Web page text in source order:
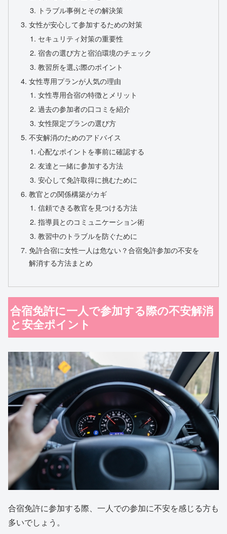
トラブル事例とその解決策
女性が安心して参加するための対策
セキュリティ対策の重要性
宿舎の選び方と宿泊環境のチェック
教習所を選ぶ際のポイント
女性専用プランが人気の理由
女性専用合宿の特徴とメリット
過去の参加者の口コミを紹介
女性限定プランの選び方
不安解消のためのアドバイス
心配なポイントを事前に確認する
友達と一緒に参加する方法
安心して免許取得に挑むために
教官との関係構築がカギ
信頼できる教官を見つける方法
指導員とのコミュニケーション術
教習中のトラブルを防ぐために
免許合宿に女性一人は危ない？合宿免許参加の不安を
解消する方法まとめ
合宿免許に一人で参加する際の不安解消
と安全ポイント
合宿免許に参加する際、一人での参加に不安を感じる方も
多いでしょう。